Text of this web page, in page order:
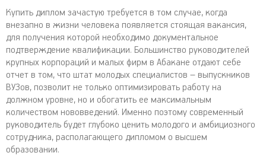
Купить диплом зачастую требуется в том случае, когда
внезапно в жизни человека появляется стоящая вакансия,
для получения которой необходимо документальное
подтверждение квалификации. Большинство руководителей
крупных корпораций и малых фирм в Абакане отдают себе
отчет в том, что штат молодых специалистов – выпускников
ВУЗов, позволит не только оптимизировать работу на
должном уровне, но и обогатить ее максимальным
количеством нововведений. Именно поэтому современный
руководитель будет глубоко ценить молодого и амбициозного
сотрудника, располагающего дипломом о высшем
образовании.